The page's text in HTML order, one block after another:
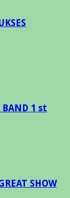
BAND 1 st
SHOW